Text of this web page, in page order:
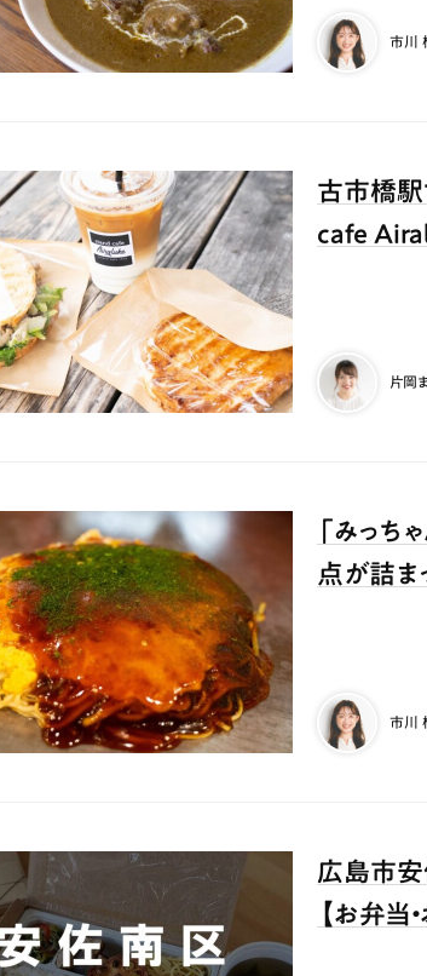
市川
古市橋駅
cafe
片岡
「みっ
点が詰ま
市川
広島市安
【お弁当